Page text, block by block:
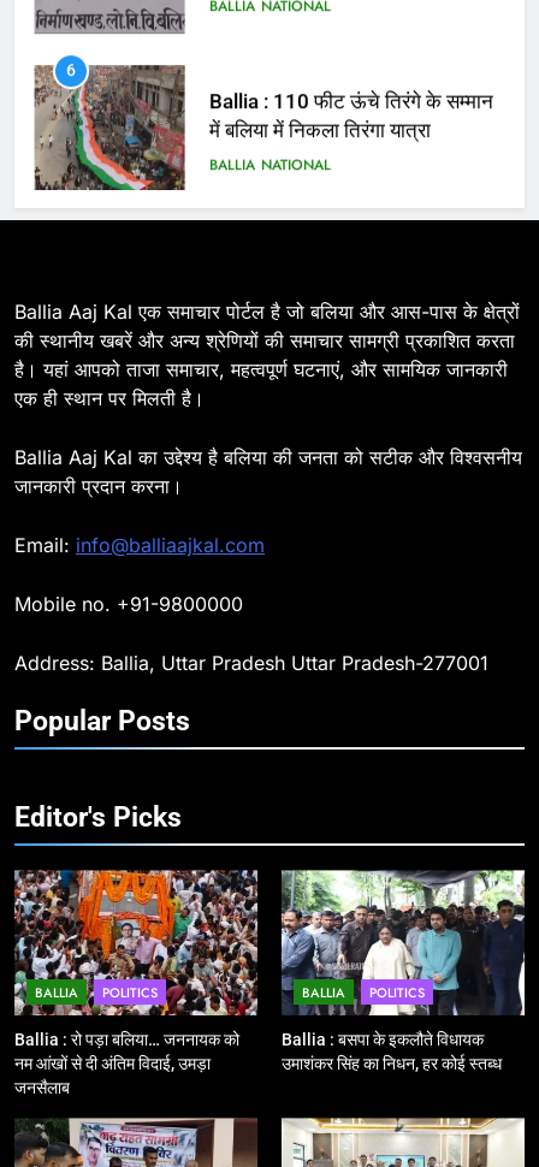
6
में बलिया में निकला तिरंगा यात्रा
7
BALLIA NATIONAL
8
के साथ रेलवे स्टेशन व शहर में किया पैदल
BALLIA NATIONAL
Ballia : एकता, अखंडता और राष्ट्रप्रेम
अधीक्षक ओमवीर सिंह ने दिलाई शपथ, दी
और कानपुर के लिए बस सेवाओं का
11
बिहार विस चुनाव : सभी 90 हजार 712
बूथों से लाइव वेब कास्टिंग की तैयारी
NATIONAL POLITICS
12
Ballia : बलिया रेलवे स्टेशन का अपर
महाप्रबंधक ने किया निरीक्षण
Ballia Aaj Kal एक समाचार पोर्टल है जो बलिया और आस-पास के क्षेत्रों
की स्थानीय खबरें और अन्य श्रेणियों की समाचार सामग्री प्रकाशित करता
है। यहां आपको ताजा समाचार, महत्वपूर्ण घटनाएं, और सामयिक जानकारी
एक ही स्थान पर मिलती है।
Ballia Aaj Kal का उद्देश्य है बलिया की जनता को सटीक और विश्वसनीय
जानकारी प्रदान करना।
Email: info@balliaajkal.com
Mobile no. +91-9800000
Address: Ballia, Uttar Pradesh Uttar Pradesh-277001
Popular Posts
Editor's Picks
BALLIA POLITICS
Ballia : रो पड़ा बलिया… जननायक को
नम आंखों से दी अंतिम विदाई, उमड़ा
जनसैलाब
BALLIA POLITICS
Ballia : बसपा के इकलौते विधायक
उमाशंकर सिंह का निधन, हर कोई स्तब्ध